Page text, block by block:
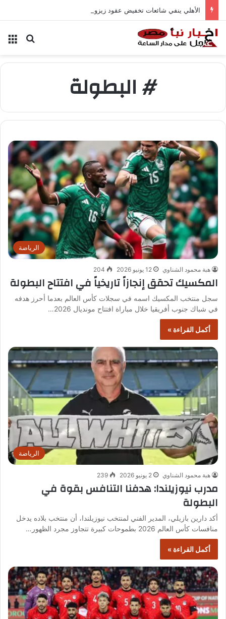
الأهلي ينفي شائعات تخفيض عقود زيزو والشناوي
بحث
# البطولة
الرياضة
هبة محمود الشناوي 12 يونيو 2026 204
المكسيك تحقق إنجازاً تاريخياً في افتتاح البطولة
سجل منتخب المكسيك اسمه في سجلات كأس العالم بعدما أحرز هدفه
في شباك جنوب أفريقيا خلال مباراة افتتاح مونديال 2026…
أكمل القراءة »
الرياضة
هبة محمود الشناوي 2 يونيو 2026 239
مدرب نيوزيلندا: هدفنا التنافس بقوة في
البطولة
أكد دارين بازيلي، المدير الفني لمنتخب نيوزيلندا، أن منتخب بلاده يدخل
منافسات كأس العالم 2026 بطموحات كبيرة تتجاوز مجرد الظهور…
أكمل القراءة »